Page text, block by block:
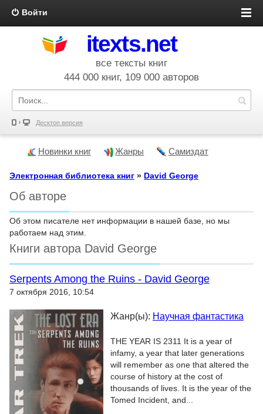
Войти
itexts.net
все тексты книг
444 000 книг, 109 000 авторов
Десктоп версия
Новинки книг Жанры Самиздат
Электронная библиотека книг » David George
Об авторе
Об этом писателе нет информации в нашей базе, но мы
работаем над этим.
Книги автора David George
Serpents Among the Ruins - David George
7 октября 2016, 10:54
Жанр(ы): Научная фантастика
THE YEAR IS 2311 It is a year of
infamy, a year that later generations
will remember as one that altered the
course of history at the cost of
thousands of lives. It is the year of the
Tomed Incident, and...